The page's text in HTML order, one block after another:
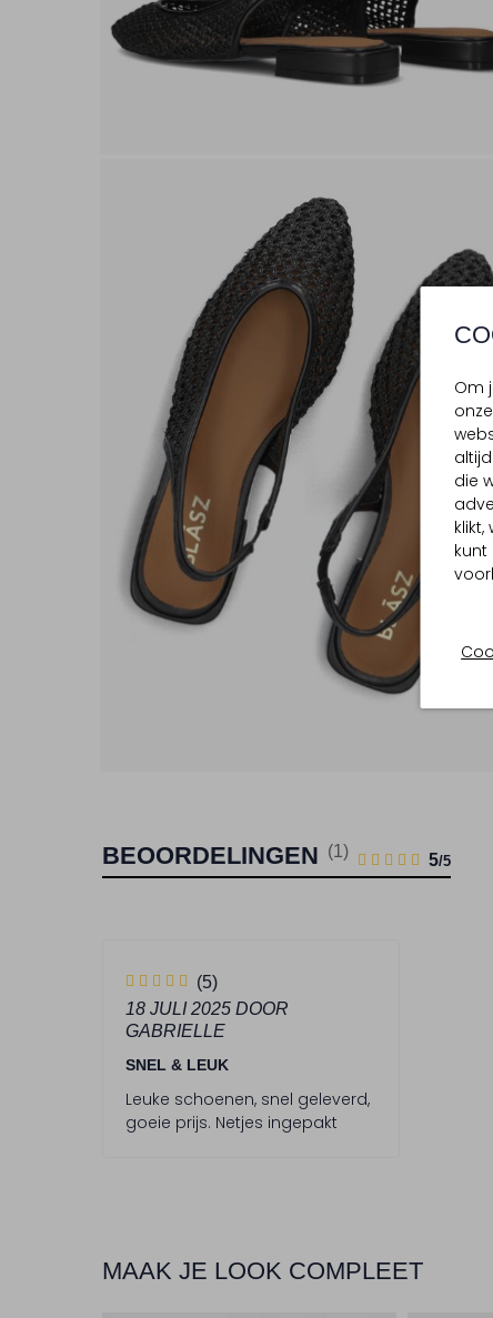
Om
die
BEOORDELINGEN (1) 5/5
1
5
STERREN
5
S
t
e
r
r
(5)
18 JULI 2025 DOOR
GABRIELLE
SNEL & LEUK
Leuke schoenen, snel geleverd,
goeie prijs. Netjes ingepakt
MAAK JE LOOK COMPLEET